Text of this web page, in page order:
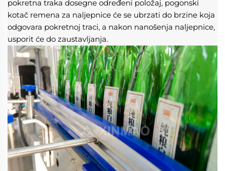
pokretna traka dosegne određeni položaj, pogonski
kotač remena za naljepnice će se ubrzati do brzine koja
odgovara pokretnoj traci, a nakon nanošenja naljepnice,
usporit će do zaustavljanja.